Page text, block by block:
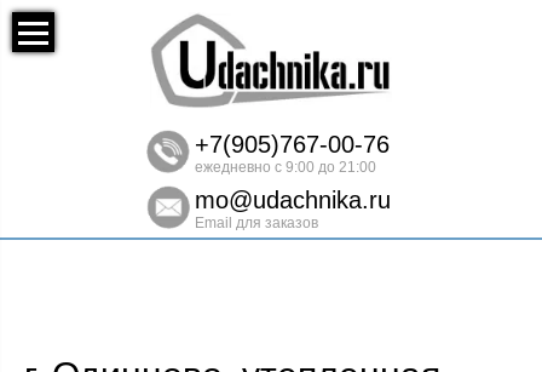
+7(905)767-00-76
ежедневно с 9:00 до 21:00
mo@udachnika.ru
Email для заказов